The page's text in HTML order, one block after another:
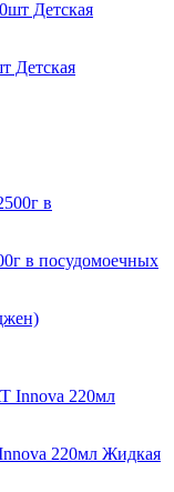
Детская
в посудомоечных
220мл Жидкая